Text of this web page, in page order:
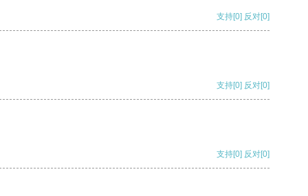
支持[0] 反对[0]
支持[0] 反对[0]
支持[0] 反对[0]